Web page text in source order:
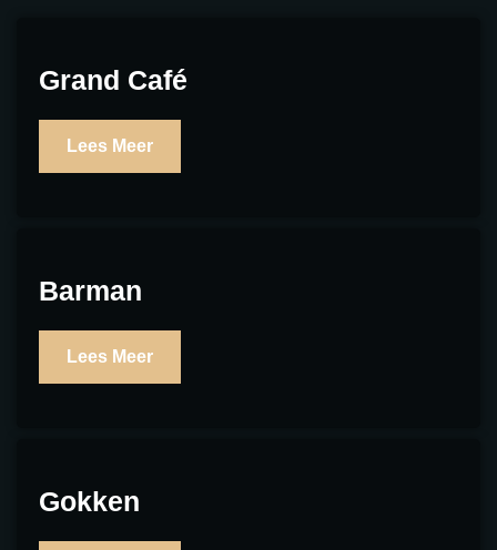
Grand Café
Lees Meer
Barman
Lees Meer
Gokken